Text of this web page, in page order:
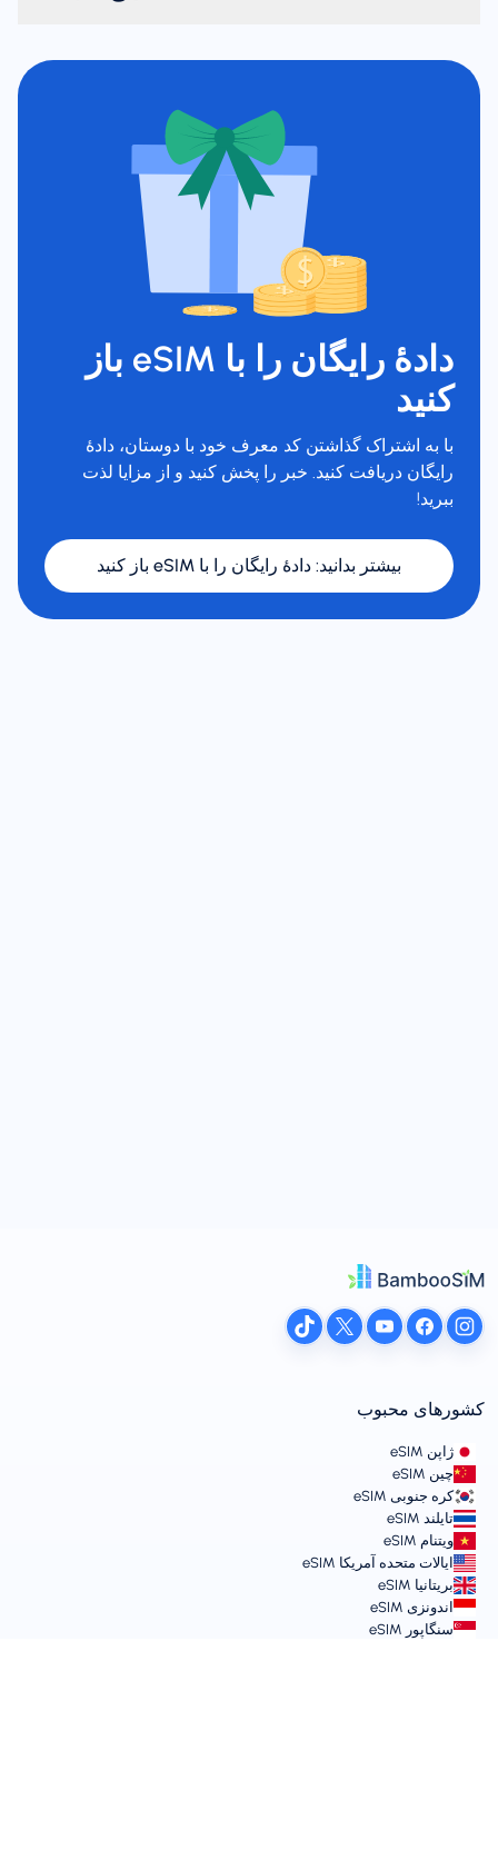
دادهٔ رایگان را با eSIM باز
کنید
با به اشتراک گذاشتن کد معرف خود با دوستان، دادهٔ
رایگان دریافت کنید. خبر را پخش کنید و از مزایا لذت
ببرید!
بیشتر بدانید: دادهٔ رایگان را با eSIM باز کنید
کشورهای محبوب
ژاپن eSIM
چین eSIM
کره جنوبی eSIM
تایلند eSIM
ویتنام eSIM
ایالات متحده آمریکا eSIM
بریتانیا eSIM
اندونزی eSIM
سنگاپور eSIM